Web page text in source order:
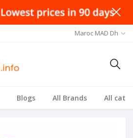
Maroc MAD Dh
Blogs All Brands All